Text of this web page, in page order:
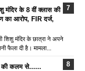
मंदिर के 8 वीं क्लास की
का आरोप, FIR दर्ज,
शिशु मंदिर के छात्रा ने अपने
फैला दी है। मामला...
की कलम से......